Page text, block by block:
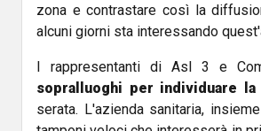
zona e contrastare così la
alcuni giorni sta interessando
I rappresentanti di Asl 3 e
sopralluoghi per individuare
serata. L'azienda sanitaria,